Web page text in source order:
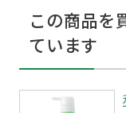
この商品を
ています